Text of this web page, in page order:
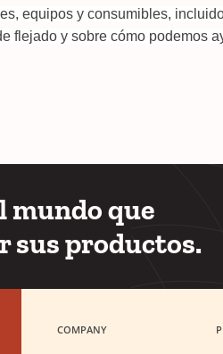
equipos y consumibles,
flejado y sobre cómo podemos
mundo que
sus productos.
COMPANY